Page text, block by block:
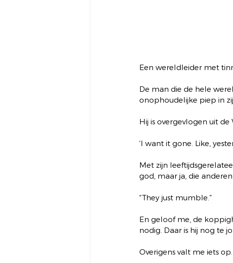
Een wereldleider met
De man die de hele
onophoudelijke piep in
Hij is overgevlogen uit
‘I want it gone. Like,
Met zijn
god, maar ja, die
“They just mumble.”
En geloof me, de
nodig. Daar is hij nog te
Overigens valt me iets op.